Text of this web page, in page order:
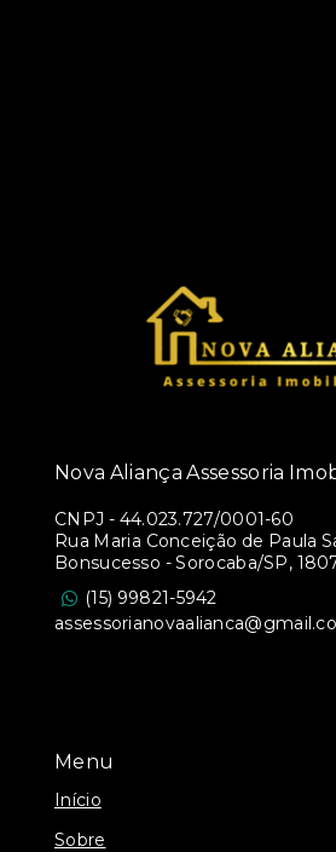
Menu
Início
Sobre
Nova Aliança Assessoria
CNPJ - 44.023.727/0001-60
Rua Maria Conceição de Paula
Bonsucesso - Sorocaba/SP,
(15) 99821-5942